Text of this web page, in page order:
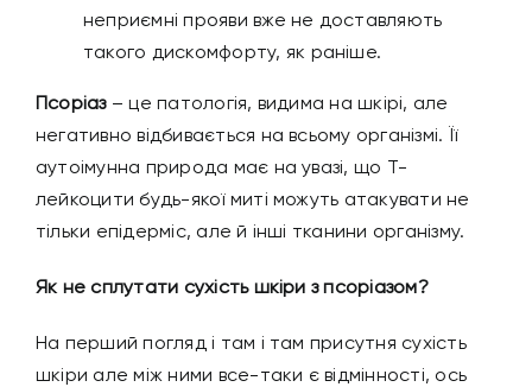
неприємні прояви вже не доставляють
такого дискомфорту, як раніше.
Псоріаз– це патологія, видима на шкірі, але
негативно відбивається на всьому організмі. Її
аутоімунна природа має на увазі, що Т-
лейкоцити будь-якої миті можуть атакувати не
тільки епідерміс, але й інші тканини організму.
Як не сплутати сухість шкіри з псоріазом?
На перший погляд і там і там присутня сухість
шкіри але між ними все-таки є відмінності, ось